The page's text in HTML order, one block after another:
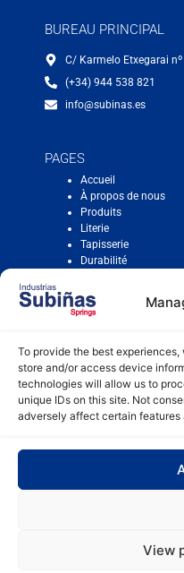
To provide the best
store and/or access device
technologies will allow us to
unique IDs on this site. Not
adversely affect certain features
View
BUREAU PRINCIPAL
C/ Karmelo Etxegarai
(+34) 944 538 821
info@subinas.es
PAGES
Accueil
À propos de nous
Produits
Literie
Tapisserie
Durabilité
Politique de cookies
Mentions légales
Compliance
Plan d'égalité
©
Design